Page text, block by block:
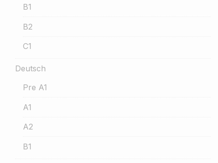
B1
B2
C1
Deutsch
Pre A1
A1
A2
B1